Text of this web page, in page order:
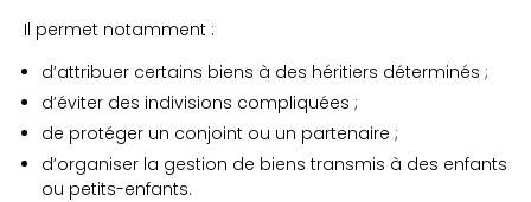
Il permet notamment :
d’attribuer certains biens à des héritiers déterminés ;
d’éviter des indivisions compliquées ;
de protéger un conjoint ou un partenaire ;
d’organiser la gestion de biens transmis à des enfants
ou petits-enfants.